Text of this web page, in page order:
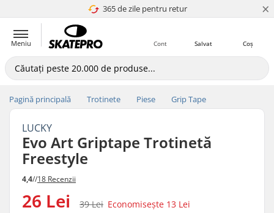
365 de zile pentru retur
4.8 a 5 ×
Meniu Coș
Salvat
Cont
Pagină principală Trotinete Piese Grip Tape
LUCKY
Evo Art Griptape Trotinetă
Freestyle
4,4//18 Recenzii
26 Lei 39 Lei Economisește 13 Lei